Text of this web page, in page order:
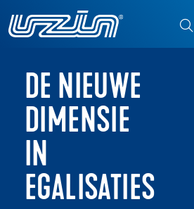
DE NIEUWE
DIMENSIE
IN
EGALISATIES